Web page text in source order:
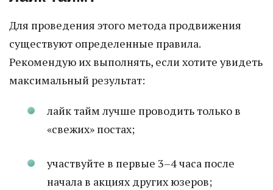
Для проведения этого метода продвижения
существуют определенные правила.
Рекомендую их выполнять, если хотите увидеть
максимальный результат:
лайк тайм лучше проводить только в
«свежих» постах;
участвуйте в первые 3–4 часа после
начала в акциях других юзеров;